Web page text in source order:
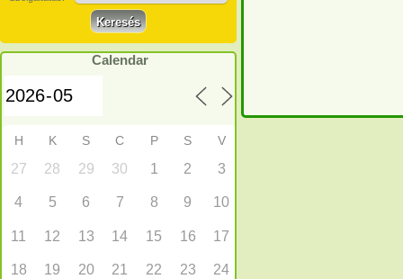
Calendar
H K S C P S V
27 28 29 30 1 2 3
4 5 6 7 8 9 10
11 12 13 14 15 16 17
18 19 20 21 22 23 24